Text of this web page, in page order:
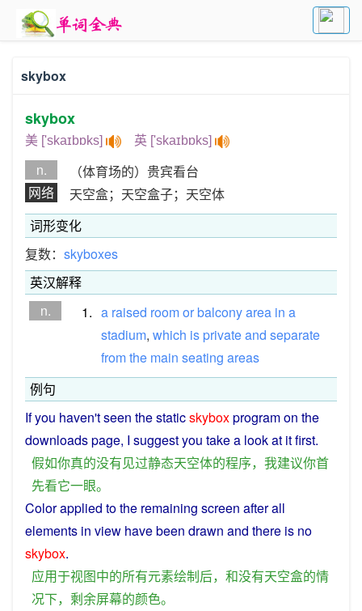
skybox
skybox
美 ['skaɪbɒks] 英 ['skaɪbɒks]
n.
（体育场的）贵宾看台
网络
天空盒；天空盒子；天空体
词形变化
复数： skyboxes
英汉解释
n.
1. a raised roomorbalconyarea in a
stadium, which is privateand separate
fromthe main seating areas
例句
Ifyou haven'tseen thestaticskyboxprogramon the
downloads page, I suggestyou takea lookat itfirst.
假如你真的没有见过静态天空体的程序， 我建议你首
先看它一眼。
Colorapplied to the remaining screen afterall
elements in view have been drawn and there is no
skybox.
应用于视图中的所有元素绘制后， 和没有天空盒的情
况下， 剩余屏幕的颜色。